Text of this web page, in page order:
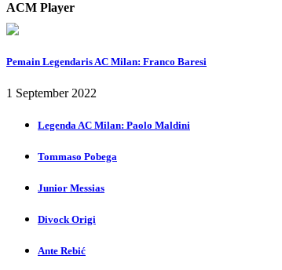
ACM Player
Pemain Legendaris AC Milan: Franco Baresi
1 September 2022
Legenda AC Milan: Paolo Maldini
Tommaso Pobega
Junior Messias
Divock Origi
Ante Rebić